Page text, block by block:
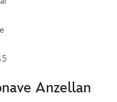
Anzellan